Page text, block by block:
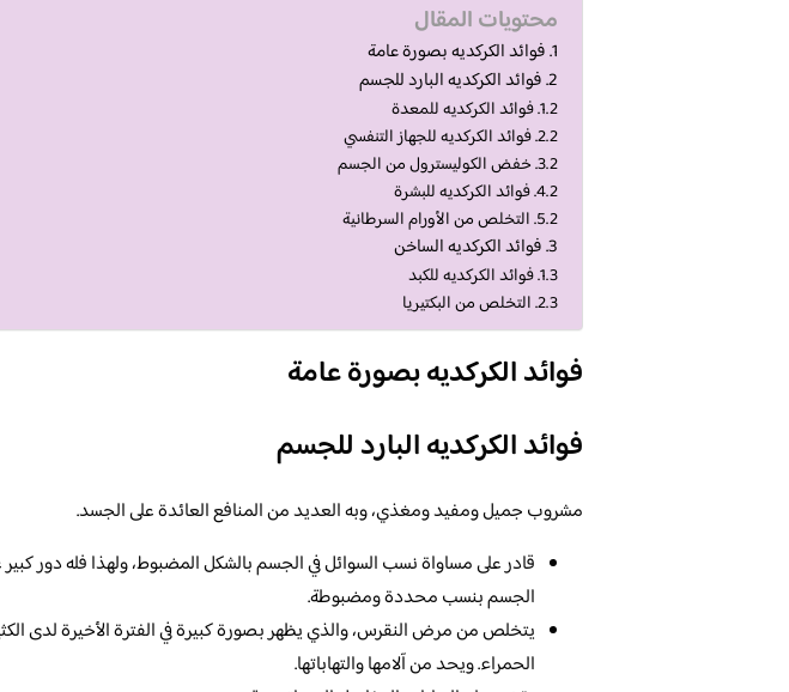
محتويات المقال
فوائد الكركديه بصورة عامة
فوائد الكركديه البارد للجسم
فوائد الكركديه للمعدة
فوائد الكركديه للجهاز التنفسي
خفض الكوليسترول من الجسم
فوائد الكركديه للبشرة
التخلص من الأورام السرطانية
فوائد الكركديه الساخن
فوائد الكركديه للكبد
التخلص من البكتيريا
فوائد الكركديه بصورة عامة
فوائد الكركديه البارد للجسم
مشروب جميل ومفيد ومغذي، وبه العديد من المنافع العائدة على الجسد.
قادر على مساواة نسب السوائل في الجسم بالشكل المضبوط، ولهذا فله دور
الجسم بنسب محددة ومضبوطة.
يتخلص من مرض النقرس، والذي يظهر بصورة كبيرة في الفترة الأخيرة لدى
الحمراء. ويحد من آلامها والتهاباتها.